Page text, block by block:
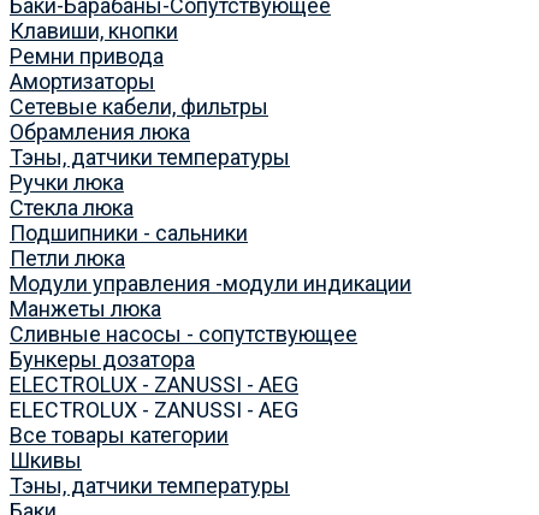
Баки-Барабаны-Сопутствующее
Клавиши, кнопки
Ремни привода
Амортизаторы
Сетевые кабели, фильтры
Обрамления люка
Тэны, датчики температуры
Ручки люка
Стекла люка
Подшипники - сальники
Петли люка
Модули управления -модули индикации
Манжеты люка
Сливные насосы - сопутствующее
Бункеры дозатора
ELECTROLUX - ZANUSSI - AEG
ELECTROLUX - ZANUSSI - AEG
Все товары категории
Шкивы
Тэны, датчики температуры